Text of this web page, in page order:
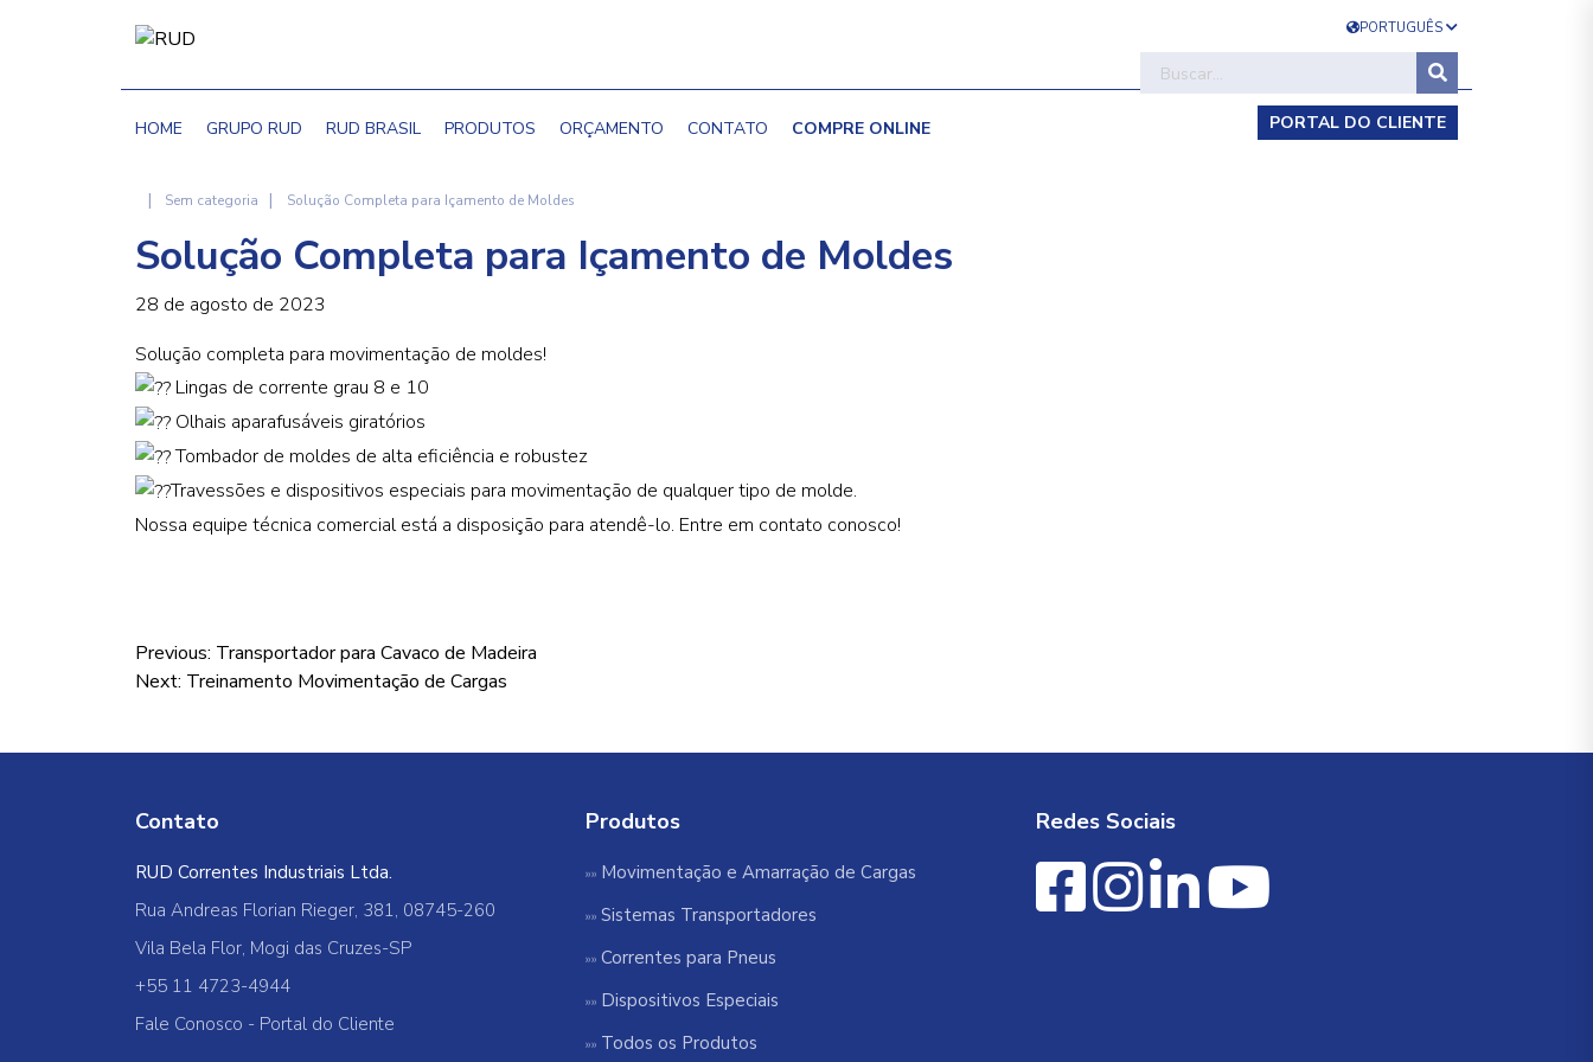
PORTUGUÊS
HOME GRUPO RUD RUD BRASIL PRODUTOS ORÇAMENTO CONTATO COMPRE ONLINE PORTAL DO CLIENTE
| Sem categoria | Solução Completa para Içamento de Moldes
Solução Completa para Içamento de Moldes
28 de agosto de 2023
Solução completa para movimentação de moldes!
Lingas de corrente grau 8 e 10
Olhais aparafusáveis giratórios
Tombador de moldes de alta eficiência e robustez
Travessões e dispositivos especiais para movimentação de qualquer tipo de molde.
Nossa equipe técnica comercial está a disposição para atendê-lo. Entre em contato conosco!
Navegação
de
Post
Previous: Transportador para Cavaco de Madeira
Next: Treinamento Movimentação de Cargas
Contato
RUD Correntes Industriais Ltda.
Rua Andreas Florian Rieger, 381, 08745-260
Vila Bela Flor, Mogi das Cruzes-SP
+55 11 4723-4944
Fale Conosco - Portal do Cliente
Produtos
Movimentação e Amarração de Cargas
Sistemas Transportadores
Correntes para Pneus
Dispositivos Especiais
Todos os Produtos
Redes Sociais